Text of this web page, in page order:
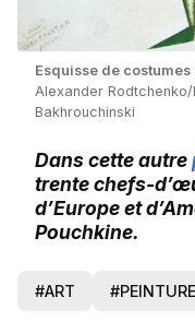
Esquisse de
Alexander
Bakhrouchinski
Dans cette autre
trente chefs-
d’Europe et
Pouchkine.
#ART #PEINTURE